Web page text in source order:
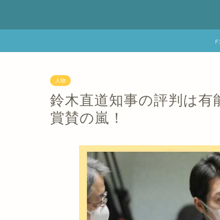
人物
鈴木直道知事の評判は有
賞賛の嵐！